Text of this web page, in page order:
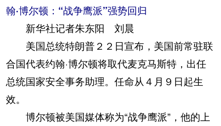
翰·博尔顿：“战争鹰派”强势回归
新华社记者朱东阳 刘晨
美国总统特朗普２２日宣布，美国前常驻联
合国代表约翰·博尔顿将取代麦克马斯特，出任
总统国家安全事务助理。任命从４月９日起生
效。
博尔顿被美国媒体称为“战争鹰派”，他的上